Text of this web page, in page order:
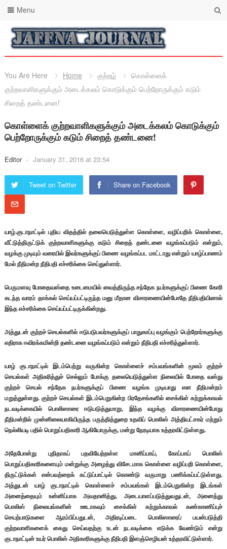
Menu
You Are Here Home குற்றம்
கொள்ளைக்
குற்றவாளிகளுக்கும் அடைக்கலம் கொடுக்கும் பெற்றோருக்கும் கடும்
சிறைத் தண்டனை!
கொள்ளைக் குற்றவாளிகளுக்கும் அடைக்கலம் கொடுக்கும்
பெற்றோருக்கும் கடும் சிறைத் தண்டனை!
Editor - January 31, 2016 at 23:54
Tweet on Twitter Share on Facebook
யாழ்.குடாநாட்டில் புதிய விதத்தில் தலையெடுத்துள்ள கொள்ளை, வழிப்பறிக் கொள்ளை,
வீட்டுத்திருட்டுக் குற்றவாளிகளுக்கு கடும் சிறைத் தண்டனை வழங்கப்படும் என்றும்,
வழக்கு முடியும் வரையில் இவர்களுக்குப் பிணை வழங்கப்பட மாட்டாது என்றும் யாழ்ப்பாணம்
மேல் நீதிமன்ற நீதிபதி எச்சரிக்கை செய்துள்ளார்.
பெருமளவு போதைவஸ்தை உடைமையில் வைத்திருந்த சந்தேக நபர்களுக்குப் பிணை கோரி
கடந்த வாரம் தாக்கல் செய்யப்பட்டிருந்த மனு மீதான விசாரணையின்போதே நீதிபதியினால்
இந்த எச்சரிக்கை செய்யப்பட்டிருக்கின்றது.
அத்துடன் குற்றச் செயல்களில் ஈடுபடுபவர்களுக்குப் பாதுகாப்பு வழங்கும் பெற்றோர்களுக்கு
எதிராக ஈவிரக்கமின்றி தண்டனை வழங்கப்படும் என்றும் நீதிபதி எச்சரித்துள்ளார்.
யாழ் குடாநாட்டில் இடம்பெற்று வருகின்ற கொள்ளைச் சம்பவங்களின் மூலம் குற்றச்
செயல்கள் அதிகரித்துச் செல்லும் போக்கு தலையெடுத்துள்ள நிலையில் போதை வஸ்து
குற்றச் செயல் சந்தேக நபர்களுக்குப் பிணை வழங்க முடியாது என நீதிமன்றம்
மறுத்துள்ளது. குற்றச் செயல்கள் இடம்பெறுகின்ற பிரதேசங்களில் சைக்கிள் சுற்றுக்காவல்
நடவடிக்கையில் பொலிஸாரை ஈடுபடுத்துமாறு, இந்த வழக்கு விசாரணையின்போது
நீதிமன்றில் முன்னிலையாகியிருந்த பருத்தித்துறை உதவிப் பொலிஸ் அத்தியட்சகர் மற்றும்
நெல்லியடி பதில் பொறுப்பதிகாரி ஆகியோருக்கு, மன்று நேரடியாக உத்தரவிட்டுள்ளது.
அதேபோன்று புதிதாகப் பதவியேற்றள்ள மானிப்பாய், கோப்பாய் பொலிஸ்
பொறுப்பதிகாரிகளையும் மன்றுக்கு அழைத்து விசேடமாக கொள்ளை வழிப்பறி கொள்ளை,
திருட்டுக்கள் என்பவற்றைக் கட்டுப்பாட்டில் கொண்டு வருமாறு பணிக்கப்பட்டுள்ளது.
அத்துடன் யாழ் குடாநாட்டில் கொள்ளைச் சம்பவங்கள் இடம்பெறுகின்ற இடங்கள்
அனைத்தையும் உன்னிப்பாக அவதானித்து, அடையாளப்படுத்துவதுடன், அனைத்து
பொலிஸ் நிலையங்களின் ஊடாகவும் சைக்கிள் சுற்றுக்காவல் கண்காணிப்புச்
செயற்பாடுகளை ஆரம்பிப்பதுடன், அதிரடிப்படை பொலிஸாரைப் பயன்படுத்தி
குற்றவாளிகளைக் கைது செய்வதற்கு உடன் நடவடிக்கை எடுக்க வேண்டும் என்று
குடாநாட்டின் உயர் பொலிஸ் அதிகாரிகளுக்கு நீதிபதி இளஞ்செழியன் உத்தரவிட்டுள்ளார்.